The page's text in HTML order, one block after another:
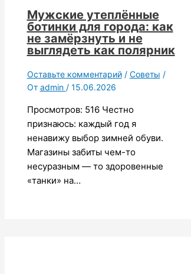
Мужские утеплённые
ботинки для города: как
не замёрзнуть и не
выглядеть как полярник
Оставьте комментарий / Советы /
От admin / 15.06.2026
Просмотров: 516 Честно
признаюсь: каждый год я
ненавижу выбор зимней обуви.
Магазины забиты чем-то
несуразным — то здоровенные
«танки» на…